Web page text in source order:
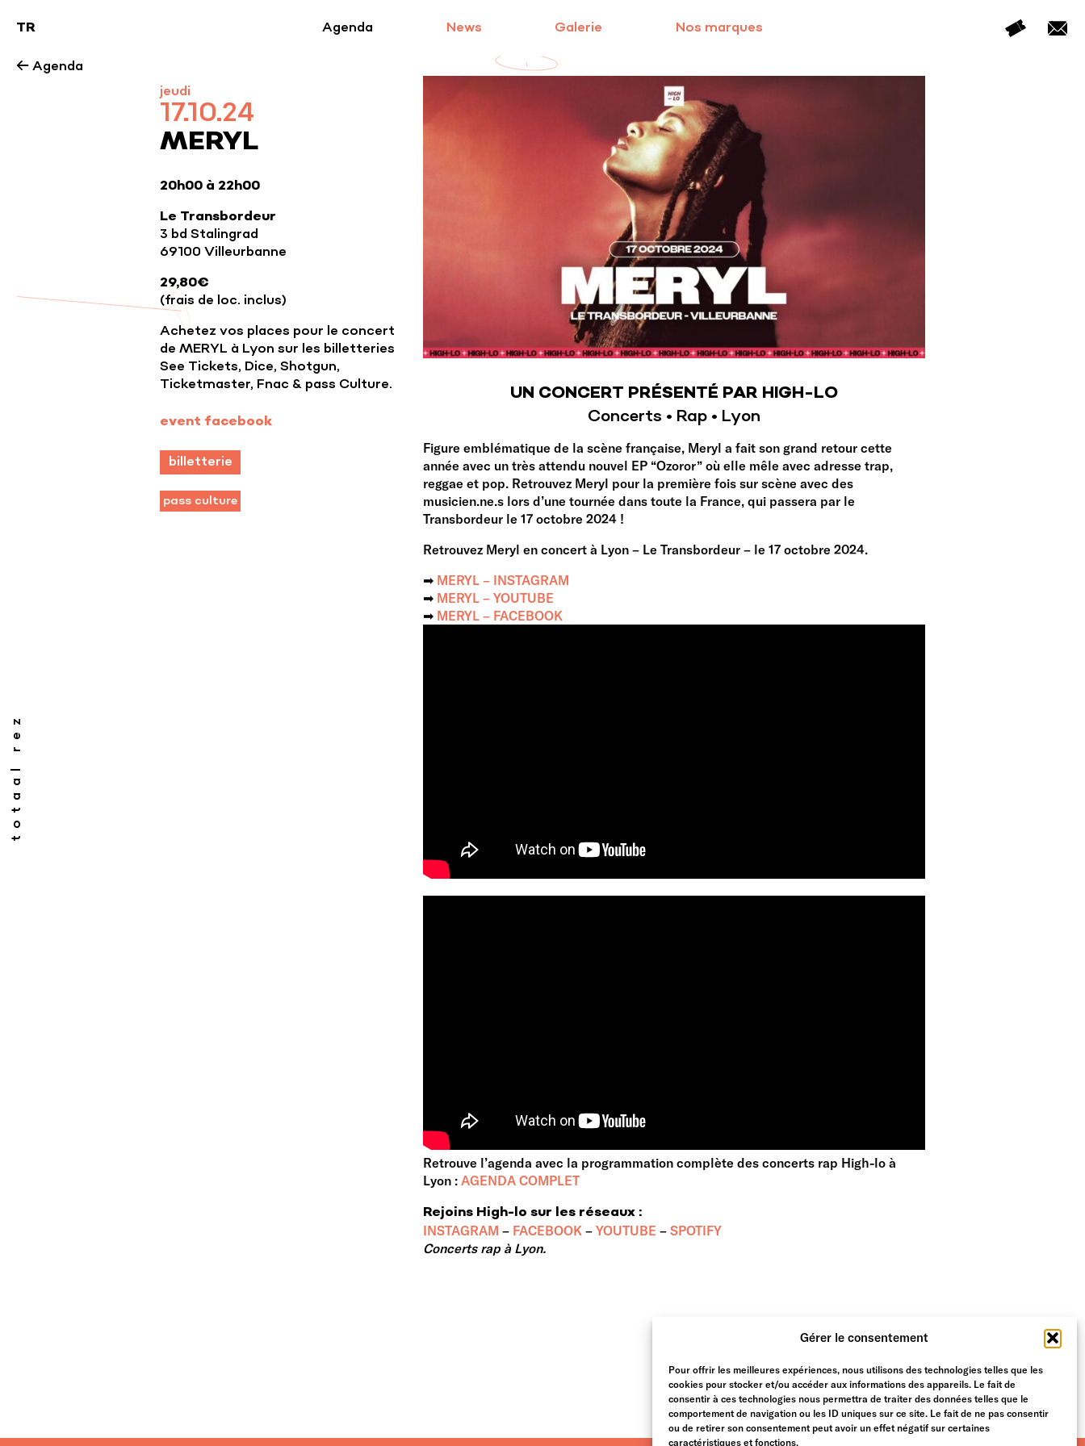
Gérer le consentement
Pour offrir les meilleures expériences, nous utilisons des technologies telles que les
cookies pour stocker et/ou accéder aux informations des appareils. Le fait de
consentir à ces technologies nous permettra de traiter des données telles que le
comportement de navigation ou les ID uniques sur ce site. Le fait de ne pas consentir
ou de retirer son consentement peut avoir un effet négatif sur certaines
caractéristiques et fonctions.
TR Agenda News Galerie Nos marques
← Agenda
jeudi
17.10.24
MERYL
20h00 à 22h00
Le Transbordeur
3 bd Stalingrad
69100 Villeurbanne
29,80€
(frais de loc. inclus)
Achetez vos places pour le concert
de MERYL à Lyon sur les billetteries
See Tickets, Dice, Shotgun,
Ticketmaster, Fnac & pass Culture.
event facebook
billetterie
pass culture
UN CONCERT PRÉSENTÉ PAR HIGH-LO
Concerts • Rap • Lyon
Figure emblématique de la scène française, Meryl a fait son grand retour cette
année avec un très attendu nouvel EP “Ozoror” où elle mêle avec adresse trap,
reggae et pop. Retrouvez Meryl pour la première fois sur scène avec des
musicien.ne.s lors d’une tournée dans toute la France, qui passera par le
Transbordeur le 17 octobre 2024 !
Retrouvez Meryl en concert à Lyon – Le Transbordeur – le 17 octobre 2024.
➡︎ MERYL – INSTAGRAM
➡︎ MERYL – YOUTUBE
➡︎ MERYL – FACEBOOK
Retrouve l’agenda avec la programmation complète des concerts rap High-lo à
Lyon : AGENDA COMPLET
Rejoins High-lo sur les réseaux :
INSTAGRAM – FACEBOOK – YOUTUBE – SPOTIFY
Concerts rap à Lyon.